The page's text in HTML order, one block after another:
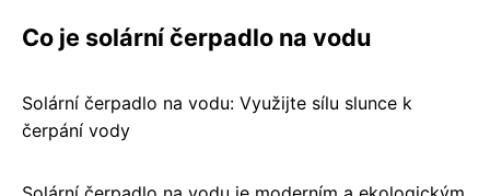
Co je solární čerpadlo na vodu
Solární čerpadlo na vodu: Využijte sílu slunce k
čerpání vody